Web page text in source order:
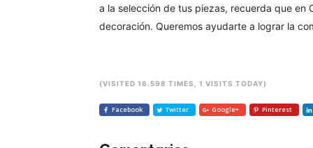
a la selección de tus piezas, recuerda que en
decoración. Queremos ayudarte a lograr la
(VISITED 16.598 TIMES, 1 VISITS TODAY)
Facebook Twitter Google+ Pinterest